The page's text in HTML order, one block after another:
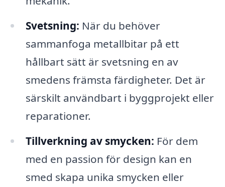
Svetsning: När du behöver
sammanfoga metallbitar på ett
hållbart sätt är svetsning en av
smedens främsta färdigheter. Det är
särskilt användbart i byggprojekt eller
reparationer.
Tillverkning av smycken: För dem
med en passion för design kan en
smed skapa unika smycken eller